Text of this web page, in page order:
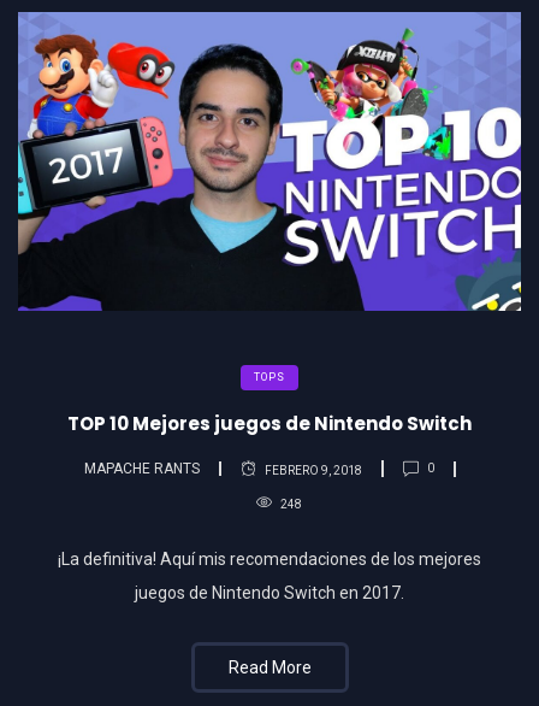
TOPS
TOP 10 Mejores juegos de Nintendo Switch
MAPACHE RANTS FEBRERO 9, 2018 0
248
¡La definitiva! Aquí mis recomendaciones de los mejores
juegos de Nintendo Switch en 2017.
Read More